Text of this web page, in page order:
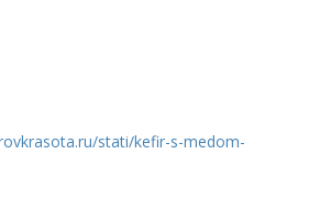
stati/kefir-s-medom-